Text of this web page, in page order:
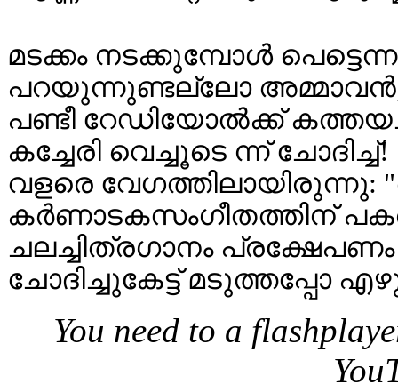
മടക്കം നടക്കുമ്പോൾ
പറയുന്നുണ്ടല്ലോ
പണ്ടീ റേഡിയോൽക്ക്
കച്ചേരി വെച്ചൂടെ ന്ന്
വളരെ
കർണാടകസംഗീതത്തിന്
ചലച്ചിത്രഗാനം
ചോദിച്ചുകേട്ട് മടുത്തപ്പോ
You need to a